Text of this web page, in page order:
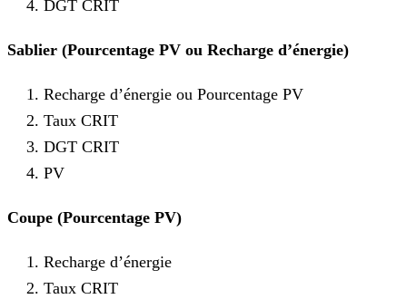
DGT CRIT
Sablier (Pourcentage PV ou Recharge d’énergie)
Recharge d’énergie ou Pourcentage PV
Taux CRIT
DGT CRIT
PV
Coupe (Pourcentage PV)
Recharge d’énergie
Taux CRIT